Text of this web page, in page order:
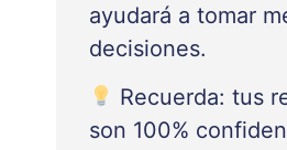
ayudará a tomar
decisiones.
Recuerda: tus
son 100%